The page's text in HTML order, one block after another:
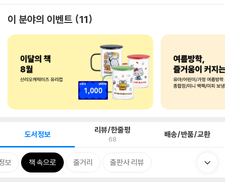
이 분야의 이벤트 11
도서정보 리뷰/한줄평
68 배송/반품/교환
보 책 속으로 줄거리 출판사 리뷰